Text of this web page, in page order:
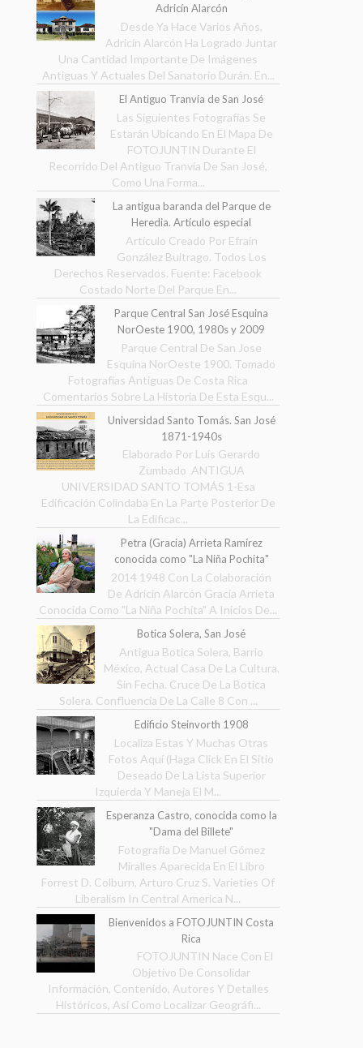
Adricín Alarcón
Desde Ya Hace Varios Años,
Adricín Alarcón Ha Logrado Juntar
Una Cantidad Importante De Imágenes
Antiguas Y Actuales Del Sanatorio Durán. En...
El Antiguo Tranvía de San José
Las Siguientes Fotografías Se
Estarán Ubicando En El Mapa De
FOTOJUNTIN Durante El
Recorrido Del Antiguo Tranvía De San José,
Como Una Forma...
La antigua baranda del Parque de
Heredia. Artículo especial
Artículo Creado Por Efraín
González Buitrago. Todos Los
Derechos Reservados. Fuente: Facebook
Costado Norte Del Parque En...
Parque Central San José Esquina
NorOeste 1900, 1980s y 2009
Parque Central De San Jose
Esquina NorOeste 1900. Tomado
Fotografías Antiguas De Costa Rica
Comentarios Sobre La Historia De Esta Esqu...
Universidad Santo Tomás. San José
1871-1940s
Elaborado Por Luis Gerardo
Zumbado ANTIGUA
UNIVERSIDAD SANTO TOMÁS 1-Esa
Edificación Colindaba En La Parte Posterior De
La Edificac...
Petra (Gracia) Arrieta Ramírez
conocida como "La Niña Pochita"
2014 1948 Con La Colaboración
De Adricin Alarcón Gracia Arrieta
Conocida Como "La Niña Pochita" A Inicios De...
Botica Solera, San José
Antigua Botica Solera, Barrio
México, Actual Casa De La Cultura.
Sin Fecha. Cruce De La Botica
Solera. Confluencia De La Calle 8 Con ...
Edificio Steinvorth 1908
Localiza Estas Y Muchas Otras
Fotos Aquí (Haga Click En El Sitio
Deseado De La Lista Superior
Izquierda Y Maneja El M...
Esperanza Castro, conocida como la
"Dama del Billete"
Fotografía De Manuel Gómez
Miralles Aparecida En El Libro
Forrest D. Colburn, Arturo Cruz S. Varieties Of
Liberalism In Central America N...
Bienvenidos a FOTOJUNTIN Costa
Rica
FOTOJUNTIN Nace Con El
Objetivo De Consolidar
Información, Contenido, Autores Y Detalles
Históricos, Así Como Localizar Geográfi...